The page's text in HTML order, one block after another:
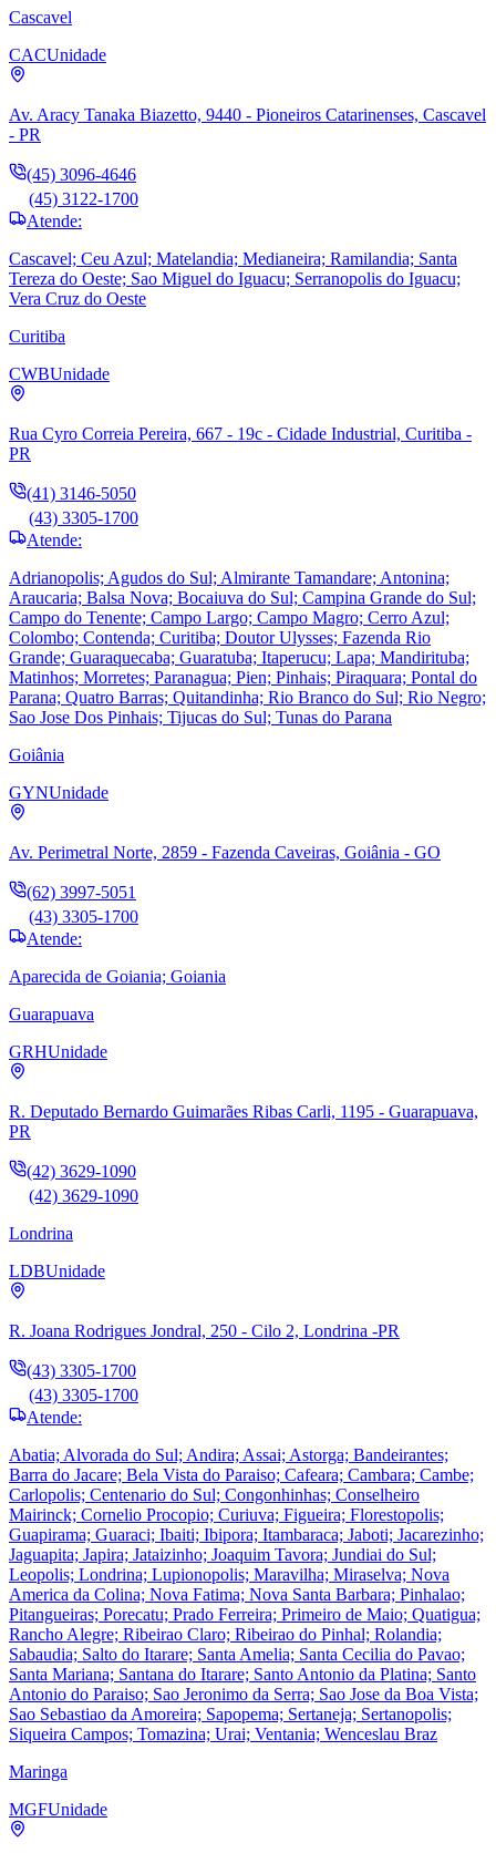
Cascavel
CACUnidade
Av. Aracy Tanaka Biazetto, 9440 - Pioneiros Catarinenses, Cascavel
- PR
(45) 3096-4646
(45) 3122-1700
Atende:
Cascavel; Ceu Azul; Matelandia; Medianeira; Ramilandia; Santa
Tereza do Oeste; Sao Miguel do Iguacu; Serranopolis do Iguacu;
Vera Cruz do Oeste
Curitiba
CWBUnidade
Rua Cyro Correia Pereira, 667 - 19c - Cidade Industrial, Curitiba -
PR
(41) 3146-5050
(43) 3305-1700
Atende:
Adrianopolis; Agudos do Sul; Almirante Tamandare; Antonina;
Araucaria; Balsa Nova; Bocaiuva do Sul; Campina Grande do Sul;
Campo do Tenente; Campo Largo; Campo Magro; Cerro Azul;
Colombo; Contenda; Curitiba; Doutor Ulysses; Fazenda Rio
Grande; Guaraquecaba; Guaratuba; Itaperucu; Lapa; Mandirituba;
Matinhos; Morretes; Paranagua; Pien; Pinhais; Piraquara; Pontal do
Parana; Quatro Barras; Quitandinha; Rio Branco do Sul; Rio Negro;
Sao Jose Dos Pinhais; Tijucas do Sul; Tunas do Parana
Goiânia
GYNUnidade
Av. Perimetral Norte, 2859 - Fazenda Caveiras, Goiânia - GO
(62) 3997-5051
(43) 3305-1700
Atende:
Aparecida de Goiania; Goiania
Guarapuava
GRHUnidade
R. Deputado Bernardo Guimarães Ribas Carli, 1195 - Guarapuava,
PR
(42) 3629-1090
(42) 3629-1090
Londrina
LDBUnidade
R. Joana Rodrigues Jondral, 250 - Cilo 2, Londrina -PR
(43) 3305-1700
(43) 3305-1700
Atende:
Abatia; Alvorada do Sul; Andira; Assai; Astorga; Bandeirantes;
Barra do Jacare; Bela Vista do Paraiso; Cafeara; Cambara; Cambe;
Carlopolis; Centenario do Sul; Congonhinhas; Conselheiro
Mairinck; Cornelio Procopio; Curiuva; Figueira; Florestopolis;
Guapirama; Guaraci; Ibaiti; Ibipora; Itambaraca; Jaboti; Jacarezinho;
Jaguapita; Japira; Jataizinho; Joaquim Tavora; Jundiai do Sul;
Leopolis; Londrina; Lupionopolis; Maravilha; Miraselva; Nova
America da Colina; Nova Fatima; Nova Santa Barbara; Pinhalao;
Pitangueiras; Porecatu; Prado Ferreira; Primeiro de Maio; Quatigua;
Rancho Alegre; Ribeirao Claro; Ribeirao do Pinhal; Rolandia;
Sabaudia; Salto do Itarare; Santa Amelia; Santa Cecilia do Pavao;
Santa Mariana; Santana do Itarare; Santo Antonio da Platina; Santo
Antonio do Paraiso; Sao Jeronimo da Serra; Sao Jose da Boa Vista;
Sao Sebastiao da Amoreira; Sapopema; Sertaneja; Sertanopolis;
Siqueira Campos; Tomazina; Urai; Ventania; Wenceslau Braz
Maringa
MGFUnidade